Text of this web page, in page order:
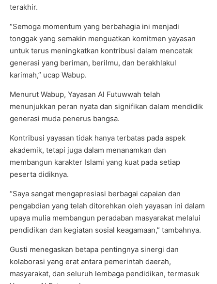
terakhir.
“Semoga momentum yang berbahagia ini menjadi
tonggak yang semakin menguatkan komitmen yayasan
untuk terus meningkatkan kontribusi dalam mencetak
generasi yang beriman, berilmu, dan berakhlakul
karimah,” ucap Wabup.
Menurut Wabup, Yayasan Al Futuwwah telah
menunjukkan peran nyata dan signifikan dalam mendidik
generasi muda penerus bangsa.
Kontribusi yayasan tidak hanya terbatas pada aspek
akademik, tetapi juga dalam menanamkan dan
membangun karakter Islami yang kuat pada setiap
peserta didiknya.
“Saya sangat mengapresiasi berbagai capaian dan
pengabdian yang telah ditorehkan oleh yayasan ini dalam
upaya mulia membangun peradaban masyarakat melalui
pendidikan dan kegiatan sosial keagamaan,” tambahnya.
Gusti menegaskan betapa pentingnya sinergi dan
kolaborasi yang erat antara pemerintah daerah,
masyarakat, dan seluruh lembaga pendidikan, termasuk